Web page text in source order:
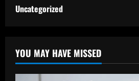
Uncategorized
YOU MAY HAVE MISSED